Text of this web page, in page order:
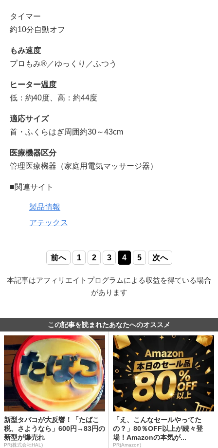
タイマー
約10分自動オフ
もみ速度
プロもみ®／ゆっくり／ふつう
ヒーター温度
低：約40度、高：約44度
適応サイズ
首・ふくらはぎ周囲約30～43cm
医療機器区分
管理医療機器（家庭用電気マッサージ器）
■関連サイト
製品情報
アテックス
前へ 1 2 3 4 5 次へ
本記事はアフィリエイトプログラムによる収益を得ている場合
があります
この記事を読まれたあなたへのオススメ
新型タバコが大反響！「たばこ
税、さようなら」600円→83円の
新型が爆売れ
PR(株式会社HAL)
「え、こんなセールやってた
の？」80％OFF以上が続々登
場！Amazonの本気が...
PR(Amazon)